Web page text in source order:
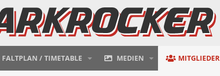
FALTPLAN / TIMETABLE MEDIEN MITGLIEDER